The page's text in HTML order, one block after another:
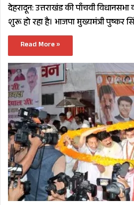
देहरादून: उत्तराखंड की पाँचवी विधानसभा
शुरू हो रहा है। भाजपा मुख्यमंत्री पुष्कर
Read More »